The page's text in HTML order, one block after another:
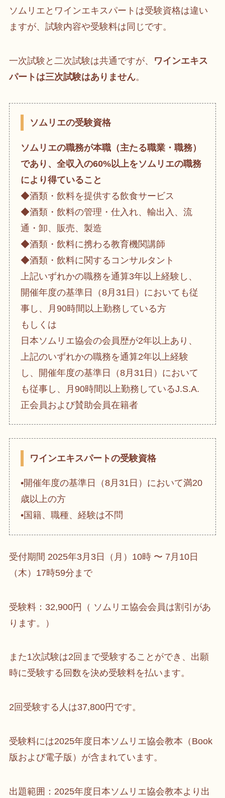
ソムリエとワインエキスパートは受験資格は違い
ますが、試験内容や受験料は同じです。
一次試験と二次試験は共通ですが、
ワインエキス
パートは三次試験はありません。
ソムリエの受験資格
ソムリエの職務が本職（主たる職業・職務）
であり、全収入の60%以上をソムリエの職務
により得ていること
◆酒類・飲料を提供する飲食サービス
◆酒類・飲料の管理・仕入れ、輸出入、流
通・卸、販売、製造
◆酒類・飲料に携わる教育機関講師
◆酒類・飲料に関するコンサルタント
上記いずれかの職務を通算3年以上経験し、
開催年度の基準日（8月31日）においても従
事し、月90時間以上勤務している方
もしくは
日本ソムリエ協会の会員歴が2年以上あり、
上記のいずれかの職務を通算2年以上経験
し、開催年度の基準日（8月31日）において
も従事し、月90時間以上勤務しているJ.S.A.
正会員および賛助会員在籍者
ワインエキスパートの受験資格
•開催年度の基準日（8月31日）において満20
歳以上の方
•国籍、職種、経験は不問
受付期間 2025年3月3日（月）10時 〜 7月10日
（木）17時59分まで
受験料：32,900円（ ソムリエ協会会員は割引があ
ります。）
また1次試験は2回まで受験することができ、出願
時に受験する回数を決め受験料を払います。
2回受験する人は37,800円です。
受験料には2025年度日本ソムリエ協会教本（Book
版および電子版）が含まれています。
出題範囲：2025年度日本ソムリエ協会教本より出